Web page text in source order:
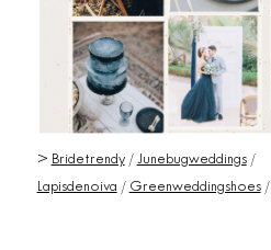
> Bridetrendy/ Junebugweddings/
Lapisdenoiva / Greenweddingshoes/